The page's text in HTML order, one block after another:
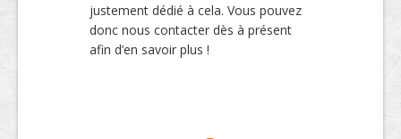
justement dédié à cela. Vous pouvez
donc nous contacter dès à présent
afin d’en savoir plus !